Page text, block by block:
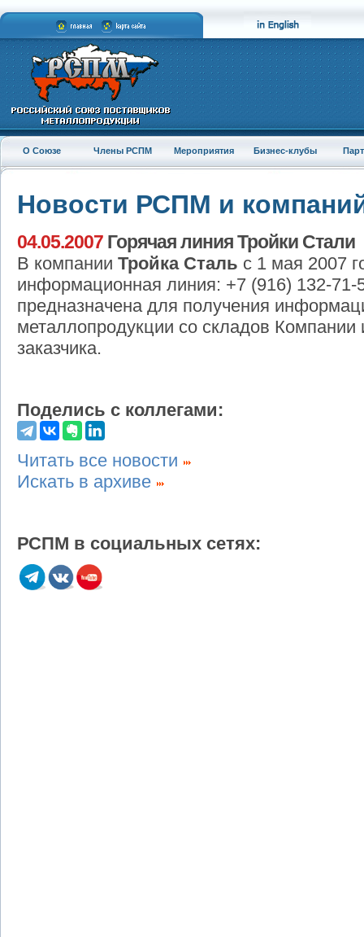
О Союзе Члены РСПМ Мероприятия Бизнес-клубы
Новости РСПМ и
04.05.2007 Горячая линия Тройки Стали
В компании Тройка Сталь с 1 мая 2007
информационная линия: +7 (916) 132-71-
предназначена для получения
металлопродукции со складов Компании
заказчика.
Поделись с коллегами:
Читать все новости
Искать в архиве
РСПМ в социальных сетях: